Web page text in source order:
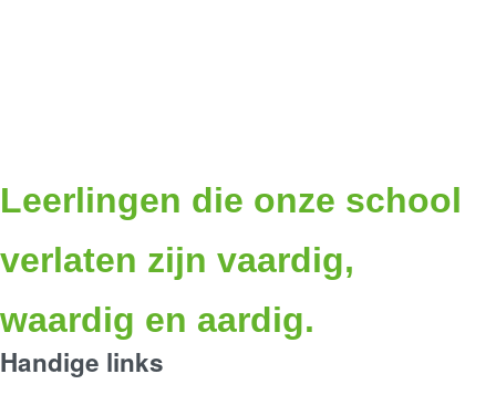
Leerlingen die onze school
verlaten zijn vaardig,
waardig en aardig.
Handige links